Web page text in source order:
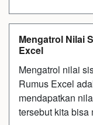
Mengatrol Nilai
Excel
Mengatrol nilai
Rumus Excel
mendapatkan
tersebut kita